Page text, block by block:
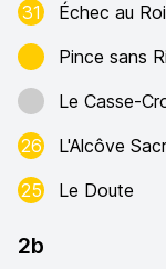
31
Échec au Roi
Pince sans
Le Casse-
26
L'Alcôve
25
Le Doute
2b